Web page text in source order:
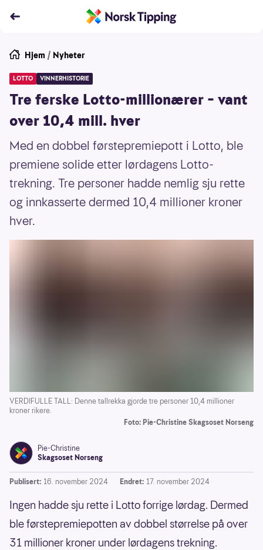
Hjem / Nyheter
LOTTO VINNERHISTORIE
Tre ferske Lotto-millionærer – vant
over 10,4 mill. hver
Med en dobbel førstepremiepott i Lotto, ble
premiene solide etter lørdagens Lotto-
trekning. Tre personer hadde nemlig sju rette
og innkasserte dermed 10,4 millioner kroner
hver.
VERDIFULLE TALL: Denne tallrekka gjorde tre personer 10,4 millioner
kroner rikere.
Foto: Pie-Christine Skagsoset Norseng
Pie-Christine
Skagsoset Norseng
Publisert: 16. november 2024 Endret: 17. november 2024
Ingen hadde sju rette i Lotto forrige lørdag. Dermed
ble førstepremiepotten av dobbel størrelse på over
31 millioner kroner under lørdagens trekning.